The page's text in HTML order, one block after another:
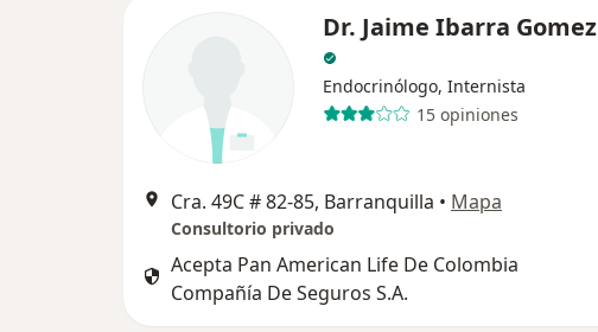
Dr. Jaime Ibarra Gomez
Endocrinólogo, Internista
15 opiniones
Cra. 49C # 82-85, Barranquilla • Mapa
Consultorio privado
Acepta Pan American Life De Colombia
Compañía De Seguros S.A.